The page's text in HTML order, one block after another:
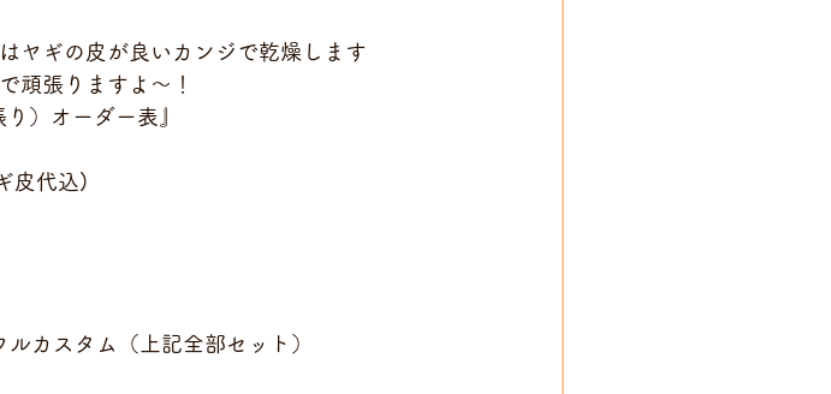
ヤギの皮が良いカンジで乾燥します
頑張りますよ～！
）オーダー表』
皮代込)
カスタム（上記全部セット）